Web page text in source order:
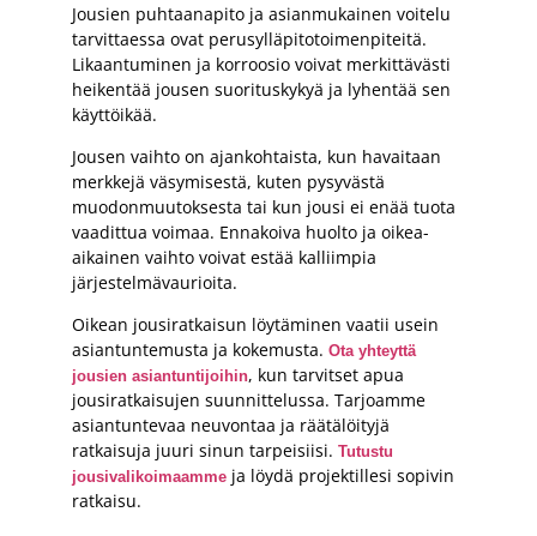
Jousien puhtaanapito ja asianmukainen voitelu
tarvittaessa ovat perusylläpitotoimenpiteitä.
Likaantuminen ja korroosio voivat merkittävästi
heikentää jousen suorituskykyä ja lyhentää sen
käyttöikää.
Jousen vaihto on ajankohtaista, kun havaitaan
merkkejä väsymisestä, kuten pysyvästä
muodonmuutoksesta tai kun jousi ei enää tuota
vaadittua voimaa. Ennakoiva huolto ja oikea-
aikainen vaihto voivat estää kalliimpia
järjestelmävaurioita.
Oikean jousiratkaisun löytäminen vaatii usein
asiantuntemusta ja kokemusta. Ota yhteyttä
jousien asiantuntijoihin, kun tarvitset apua
jousiratkaisujen suunnittelussa. Tarjoamme
asiantuntevaa neuvontaa ja räätälöityjä
ratkaisuja juuri sinun tarpeisiisi. Tutustu
jousivalikoimaamme ja löydä projektillesi sopivin
ratkaisu.